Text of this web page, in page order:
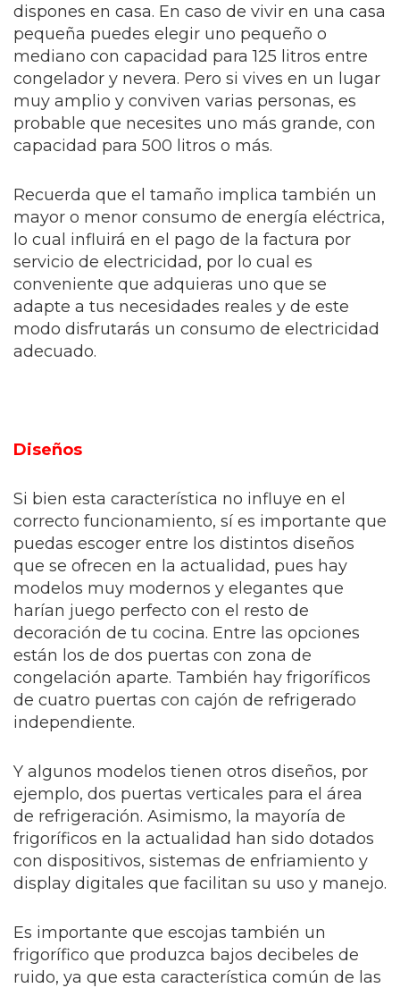
dispones en casa. En caso de vivir en una casa
pequeña puedes elegir uno pequeño o
mediano con capacidad para 125 litros entre
congelador y nevera. Pero si vives en un lugar
muy amplio y conviven varias personas, es
probable que necesites uno más grande, con
capacidad para 500 litros o más.
Recuerda que el tamaño implica también un
mayor o menor consumo de energía eléctrica,
lo cual influirá en el pago de la factura por
servicio de electricidad, por lo cual es
conveniente que adquieras uno que se
adapte a tus necesidades reales y de este
modo disfrutarás un consumo de electricidad
adecuado.
Diseños
Si bien esta característica no influye en el
correcto funcionamiento, sí es importante que
puedas escoger entre los distintos diseños
que se ofrecen en la actualidad, pues hay
modelos muy modernos y elegantes que
harían juego perfecto con el resto de
decoración de tu cocina. Entre las opciones
están los de dos puertas con zona de
congelación aparte. También hay frigoríficos
de cuatro puertas con cajón de refrigerado
independiente.
Y algunos modelos tienen otros diseños, por
ejemplo, dos puertas verticales para el área
de refrigeración. Asimismo, la mayoría de
frigoríficos en la actualidad han sido dotados
con dispositivos, sistemas de enfriamiento y
display digitales que facilitan su uso y manejo.
Es importante que escojas también un
frigorífico que produzca bajos decibeles de
ruido, ya que esta característica común de las